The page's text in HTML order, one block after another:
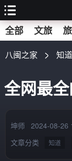
全部 文旅
八闽之家 知道
全网最
坤师 2024-08-26
文章分类
知道